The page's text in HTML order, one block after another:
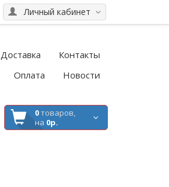
Личный кабинет
Доставка
Контакты
Оплата Новости
0товаров,
на 0р.